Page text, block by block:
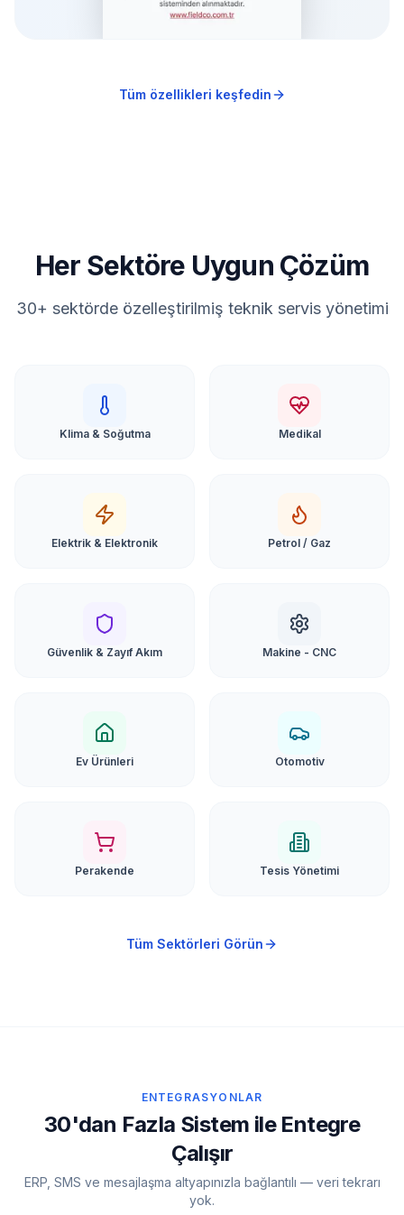
Tüm özellikleri keşfedin
Her Sektöre Uygun Çözüm
30+ sektörde özelleştirilmiş teknik servis yönetimi
Klima & Soğutma Medikal
Elektrik & Elektronik Petrol / Gaz
Güvenlik & Zayıf Akım Makine - CNC
Ev Ürünleri Otomotiv
Perakende Tesis Yönetimi
Tüm Sektörleri Görün
ENTEGRASYONLAR
30'dan Fazla Sistem ile Entegre
Çalışır
ERP, SMS ve mesajlaşma altyapınızla bağlantılı — veri tekrarı
yok.